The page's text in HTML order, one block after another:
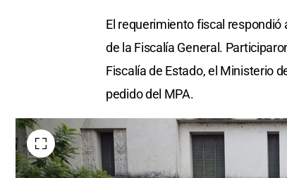
El requerimiento fiscal
de la Fiscalía General.
Fiscalía de Estado, el Ministerio
pedido del MPA.